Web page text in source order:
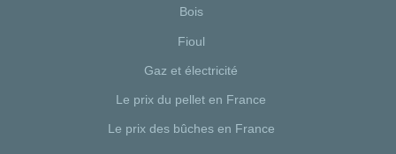
Bois
Fioul
Gaz et électricité
Le prix du pellet en France
Le prix des bûches en France